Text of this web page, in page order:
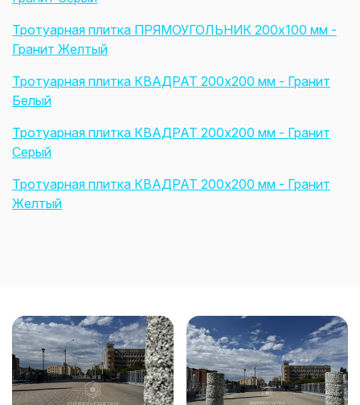
Тротуарная плитка ПРЯМОУГОЛЬНИК 200x100 мм -
Гранит Желтый
Тротуарная плитка КВАДРАТ 200х200 мм - Гранит
Белый
Тротуарная плитка КВАДРАТ 200х200 мм - Гранит
Серый
Тротуарная плитка КВАДРАТ 200х200 мм - Гранит
Желтый